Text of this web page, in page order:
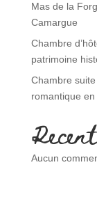
Mas de la
Camargue
Chambre
patrimoine
Chambre
romantique
Aucun